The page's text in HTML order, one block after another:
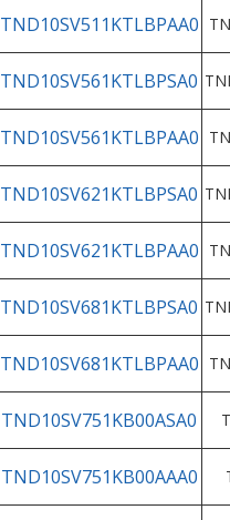
TND10SV511KTLBPAA0
TND10SV561KTLBPSA0
TND10SV561KTLBPAA0
TND10SV621KTLBPSA0
TND10SV621KTLBPAA0
TND10SV681KTLBPSA0
TND10SV681KTLBPAA0
TND10SV751KB00ASA0
TND10SV751KB00AAA0